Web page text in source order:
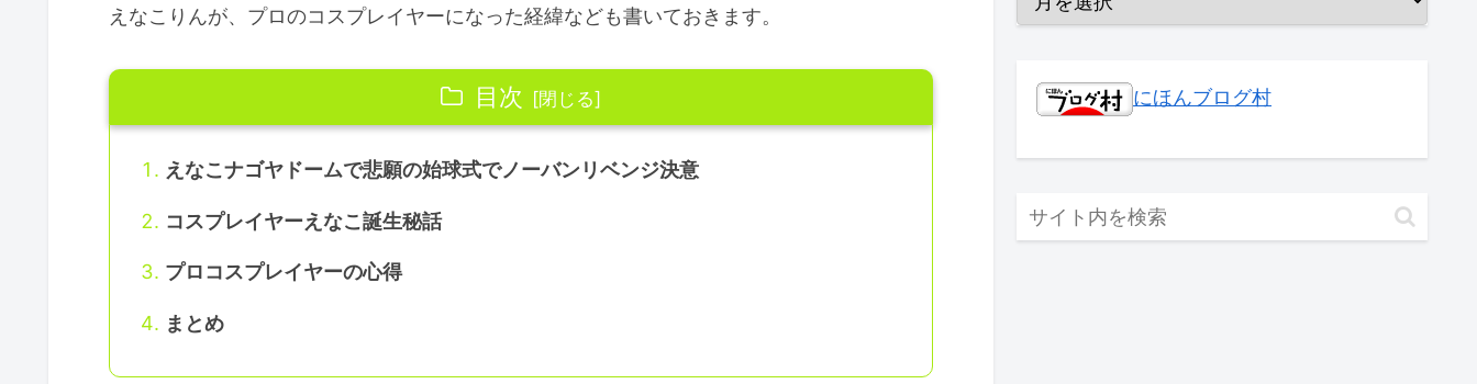
えなこりんが、プロのコスプレイヤーになった経緯なども書いておきます。
目次
えなこナゴヤドームで悲願の始球式でノーバンリベンジ決意
コスプレイヤーえなこ誕生秘話
プロコスプレイヤーの心得
まとめ
にほんブログ村